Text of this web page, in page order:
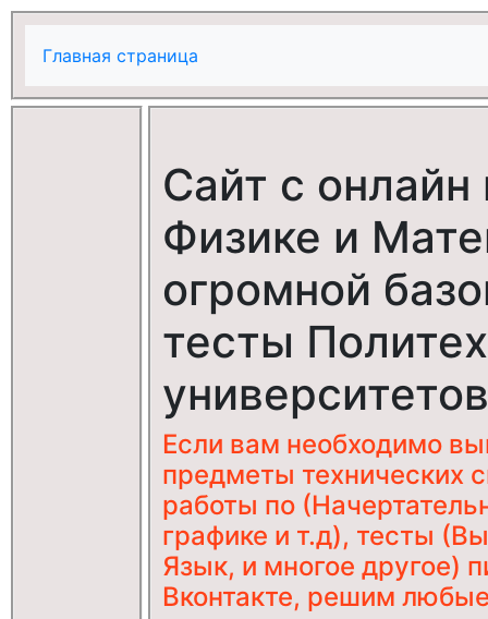
Главная страница
Сайт с онлайн
Физике и
огромной
тесты
Если вам необходимо
предметы технических
работы по
графике и т.д), тесты
Язык, и многое другое)
Вконтакте, решим